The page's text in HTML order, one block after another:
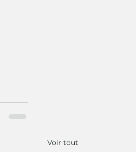
Voir tout